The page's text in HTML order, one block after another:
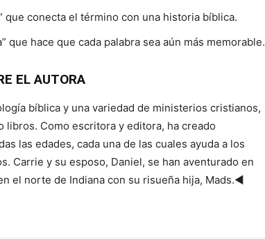
que conecta el término con una historia bíblica.
que hace que cada palabra sea aún más memorable.
EL AUTORA
bíblica y una variedad de ministerios cristianos,
libros. Como escritora y editora, ha creado
las edades, cada una de las cuales ayuda a los
Carrie y su esposo, Daniel, se han aventurado en
el norte de Indiana con su risueña hija, Mads.◄